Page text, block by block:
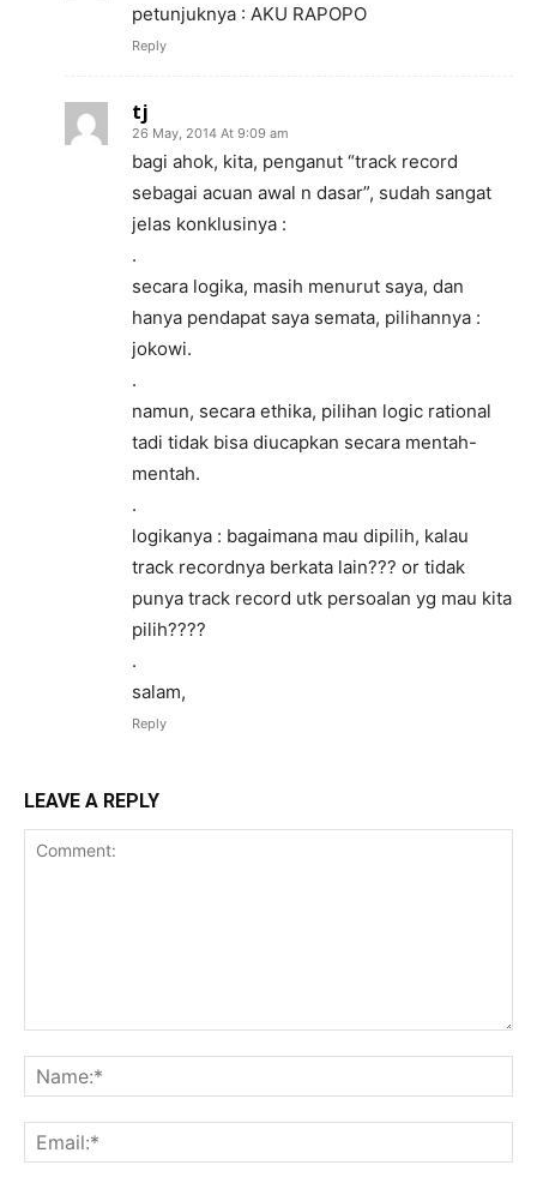
petunjuknya : AKU RAPOPO
Reply
tj
26 May, 2014 At 9:09 am
bagi ahok, kita, penganut “track record
sebagai acuan awal n dasar”, sudah sangat
jelas konklusinya :
.
secara logika, masih menurut saya, dan
hanya pendapat saya semata, pilihannya :
jokowi.
.
namun, secara ethika, pilihan logic rational
tadi tidak bisa diucapkan secara mentah-
mentah.
.
logikanya : bagaimana mau dipilih, kalau
track recordnya berkata lain??? or tidak
punya track record utk persoalan yg mau kita
pilih????
.
salam,
Reply
LEAVE A REPLY